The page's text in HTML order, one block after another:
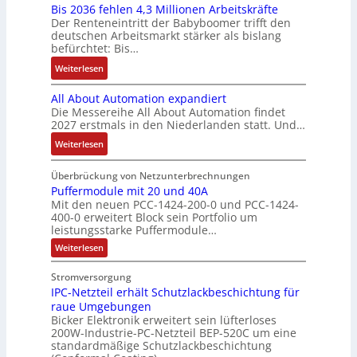
l
u
n
g
e
M
o
m
e
n
t
a
u
f
n
a
h
m
e
,
g
p
r
ä
g
t
u
c
C
N
C
-
S
y
s
t
e
m
e
ä
f
t
s
f
h
r
e
r
u
m
V
o
r
s
a
n
d
d
e
:
Q
2
-
E
r
g
e
b
n
i
s
s
e
b
e
s
ä
t
i
g
e
i
e
b
s
-
u
n
d
M
a
r
k
e
t
i
n
g
e
i
t
e
r
I
b
r
a
u
c
h
t
S
t
r
u
k
t
u
r
Bis 2036 fehlen 4,3 Millionen Arbeitskräfte
Der Renteneintritt der Babyboomer trifft den
deutschen Arbeitsmarkt stärker als bislang
befürchtet: Bis…
Weiterlesen:
B
i
s
2
0
3
6
f
e
h
l
e
n
4
,
3
M
i
All About Automation expandiert
Die Messereihe All About Automation findet
2027 erstmals in den Niederlanden statt. Und…
Weiterlesen:
A
l
l
A
b
o
u
t
A
u
t
o
m
Überbrückung von Netzunterbrechnungen
Puffermodule mit 20 und 40A
Mit den neuen PCC-1424-200-0 und PCC-1424-
400-0 erweitert Block sein Portfolio um
leistungsstarke Puffermodule…
Weiterlesen:
P
f
f
e
r
m
o
d
Stromversorgung
IPC-Netzteil erhält Schutzlackbeschichtung für
raue Umgebungen
Bicker Elektronik erweitert sein lüfterloses
200W-Industrie-PC-Netzteil BEP-520C um eine
standardmäßige Schutzlackbeschichtung